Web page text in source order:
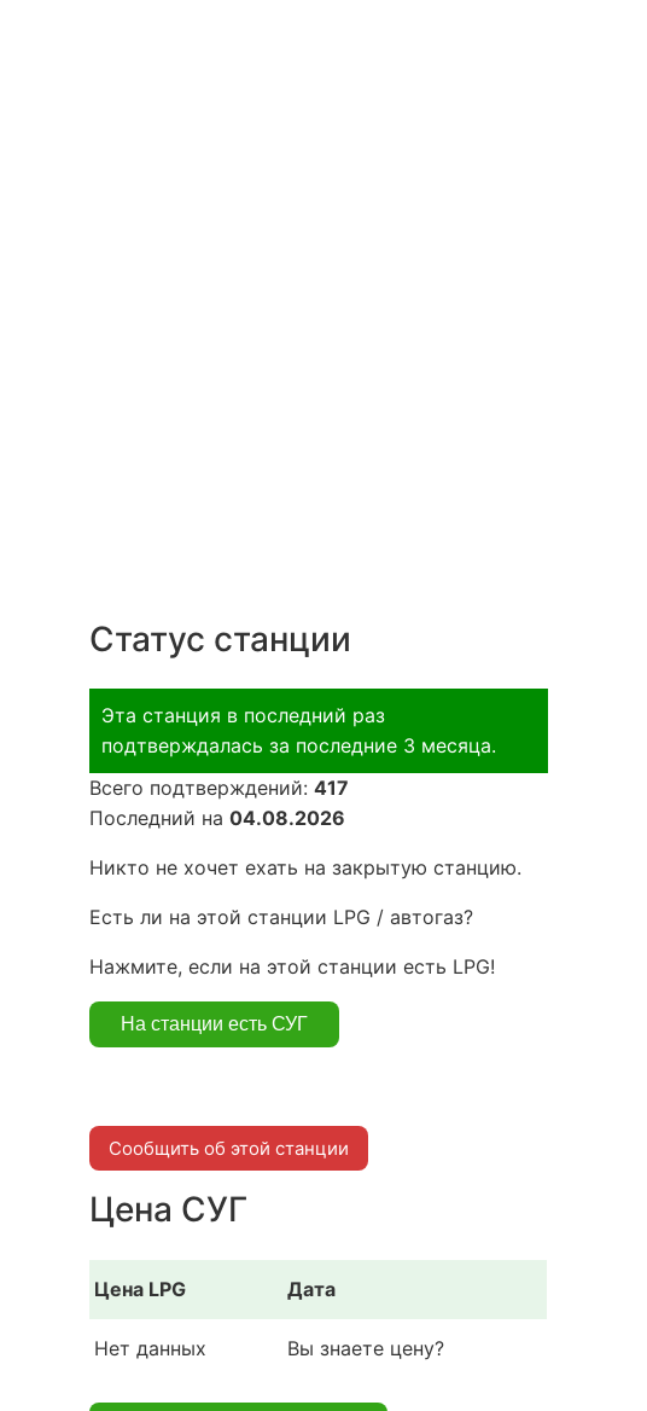
Статус станции
Эта станция в последний раз
подтверждалась за последние 3 месяца.
Всего подтверждений: 417
Последний на 04.08.2026
Никто не хочет ехать на закрытую станцию.
Есть ли на этой станции LPG / автогаз?
Нажмите, если на этой станции есть LPG!
Сообщить об этой станции
Цена СУГ
Цена LPG Дата
Нет данных Вы знаете цену?